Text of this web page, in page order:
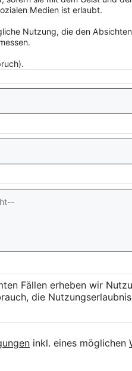
Medien ist erlaubt.
Nutzung, die den
Fällen erheben wir
die
inkl. eines möglichen